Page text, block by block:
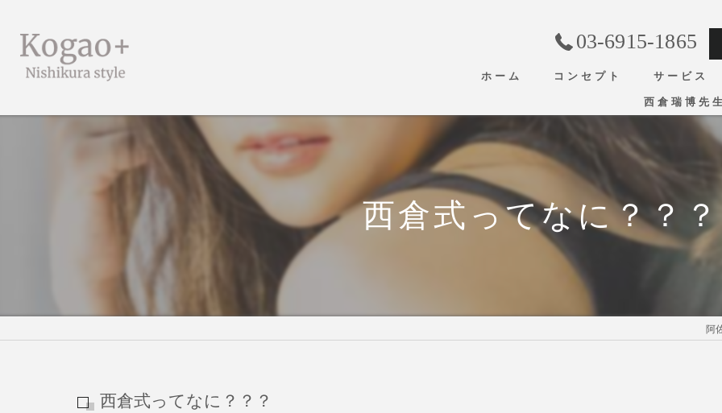
03-6915-1865
ホーム コンセプト サービス
西倉瑞博先
西倉式ってなに？？？
阿
西倉式ってなに？？？